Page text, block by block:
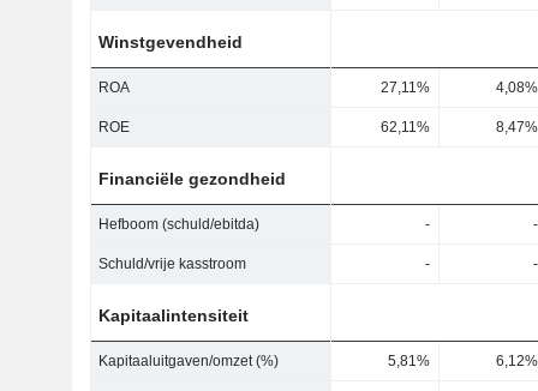
Winstgevendheid
ROA 27,11% 4,08%
ROE 62,11% 8,47%
Financiële gezondheid
Hefboom (schuld/ebitda) - -
Schuld/vrije kasstroom - -
Kapitaalintensiteit
Kapitaaluitgaven/omzet (%) 5,81% 6,12%